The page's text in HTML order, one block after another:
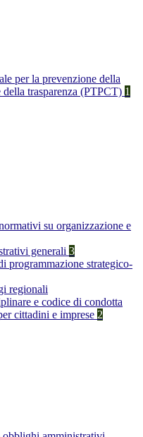
per la prevenzione della
della trasparenza (PTPCT) 1
su organizzazione e
generali 3
programmazione strategico-
regionali
e codice di condotta
cittadini e imprese 2